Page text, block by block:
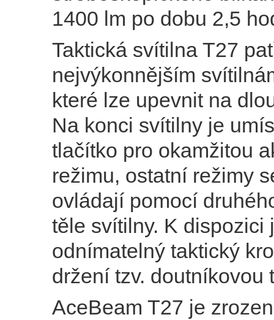
1400 lm po dobu 2,5
Taktická svítilna T27
nejvýkonnějším
které lze upevnit na
Na konci svítilny je
tlačítko pro okamžitou
režimu, ostatní režimy
ovládají pomocí
těle svítilny. K dispozici
odnímatelný taktický
držení tzv. doutníkovou
AceBeam T27 je zrozen